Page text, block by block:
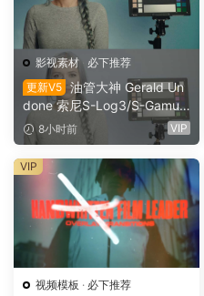
影视素材 · 必下推荐
更新V5 油管大神 Gerald Un
done 索尼S-Log3/S-Gamut
3.Cine素材色彩还原、监看L
UT调色预设 Gerald Undone
– S-Log3 LUT Pack（1260
2）
8小时前 VIP
视频模板 · 必下推荐
VIP